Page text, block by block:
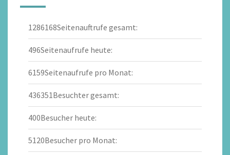
1286168Seitenauftrufe gesamt:
496Seitenaufrufe heute:
6159Seitenaufrufe pro Monat:
436351Besuchter gesamt:
400Besucher heute:
5120Besucher pro Monat: